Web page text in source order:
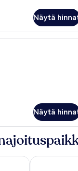
Näytä
jossa on suuri
Näytä
Siam